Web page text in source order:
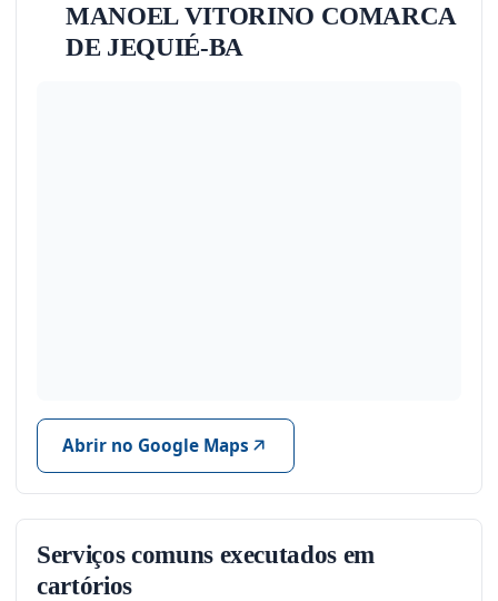
MANOEL VITORINO COMARCA
DE JEQUIÉ-BA
Abrir no Google Maps
Serviços comuns executados em
cartórios